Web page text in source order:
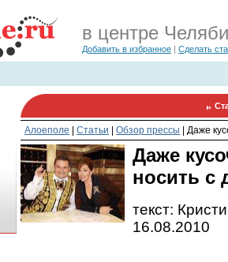
в центре
Добавить в избранное | Сделать
Алоеполе Статьи Обзор прессы Даже
Даже
носить с
текст:
16.08.2010